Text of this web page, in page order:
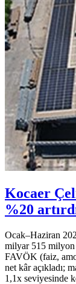
Kocaer
%20
Ocak–Haziran
milyar 515
FAVÖK (faiz,
net kâr açıkladı;
1,1x seviyesinde